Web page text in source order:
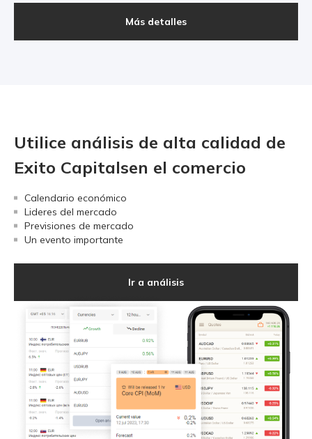
Más detalles
Utilice análisis de alta calidad de
Exito Capitalsen el comercio
Calendario económico
Lideres del mercado
Previsiones de mercado
Un evento importante
Ir a análisis